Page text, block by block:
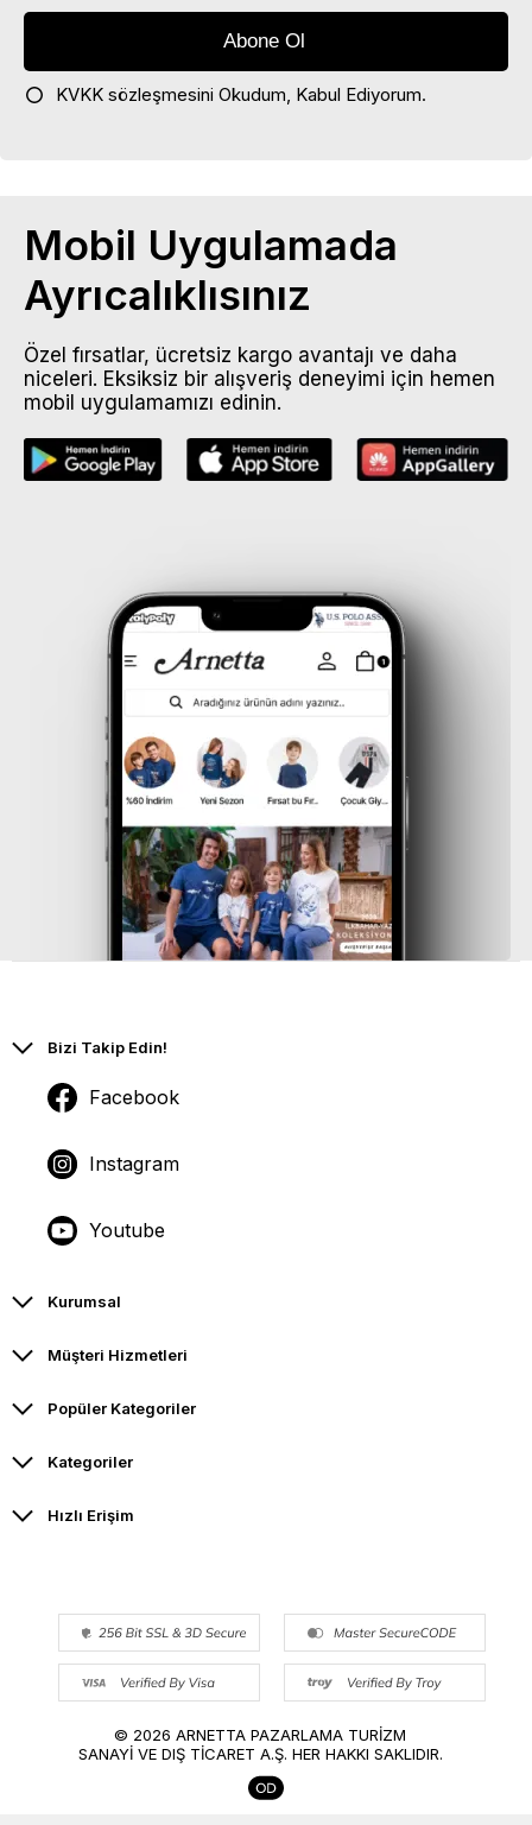
KVKK sözleşmesini Okudum, Kabul Ediyorum.
Mobil Uygulamada
Ayrıcalıklısınız
Özel fırsatlar, ücretsiz kargo avantajı ve daha
niceleri. Eksiksiz bir alışveriş deneyimi için hemen
mobil uygulamamızı edinin.
Bizi Takip Edin!
Facebook
Instagram
Youtube
Kurumsal
Müşteri Hizmetleri
Popüler Kategoriler
Kategoriler
Hızlı Erişim
© 2026 ARNETTA PAZARLAMA TURİZM
SANAYİ VE DIŞ TİCARET A.Ş. HER HAKKI SAKLIDIR.